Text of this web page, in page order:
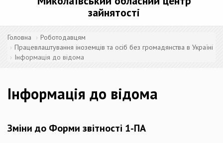
зайнятості
Головна
Роботодавцям
Працевлаштування іноземців та осіб без громадянства в Україні
Інформація до відома
Інформація до відома
Зміни до Форми звітності 1-ПА